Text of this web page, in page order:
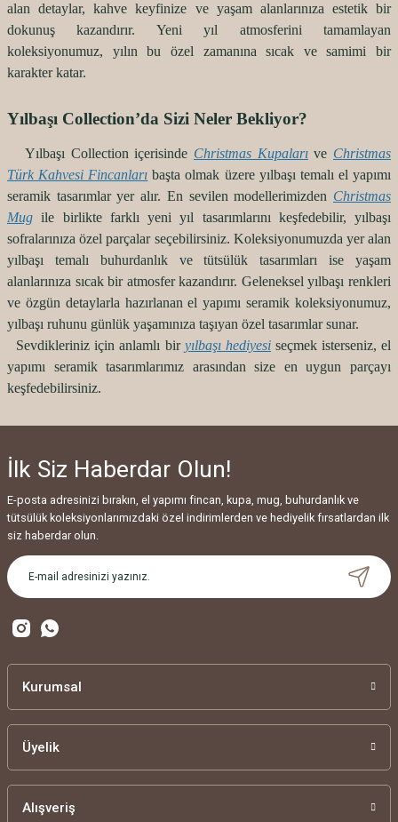
alan detaylar, kahve keyfinize ve yaşam alanlarınıza estetik bir
dokunuş kazandırır. Yeni yıl atmosferini tamamlayan
koleksiyonumuz, yılın bu özel zamanına sıcak ve samimi bir
karakter katar.
Yılbaşı Collection’da Sizi Neler Bekliyor?
Yılbaşı Collection içerisinde Christmas Kupalarıve Christmas
Türk Kahvesi Fincanları başta olmak üzere yılbaşı temalı el yapımı
seramik tasarımlar yer alır. En sevilen modellerimizden Christmas
Mug ile birlikte farklı yeni yıl tasarımlarını keşfedebilir, yılbaşı
sofralarınıza özel parçalar seçebilirsiniz. Koleksiyonumuzda yer alan
yılbaşı temalı buhurdanlık ve tütsülük tasarımları ise yaşam
alanlarınıza sıcak bir atmosfer kazandırır. Geleneksel yılbaşı renkleri
ve özgün detaylarla hazırlanan el yapımı seramik koleksiyonumuz,
yılbaşı ruhunu günlük yaşamınıza taşıyan özel tasarımlar sunar.
Sevdikleriniz için anlamlı bir yılbaşı hediyesiseçmek isterseniz, el
yapımı seramik tasarımlarımız arasından size en uygun parçayı
keşfedebilirsiniz.
İlk Siz Haberdar Olun!
E-posta adresinizi bırakın, el yapımı fincan, kupa, mug, buhurdanlık ve
tütsülük koleksiyonlarımızdaki özel indirimlerden ve hediyelik fırsatlardan ilk
siz haberdar olun.
Kurumsal
Üyelik
Alışveriş